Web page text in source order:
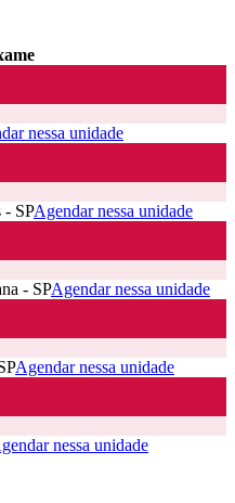
nessa unidade
- SPAgendar nessa unidade
- SPAgendar nessa unidade
Agendar nessa unidade
nessa unidade